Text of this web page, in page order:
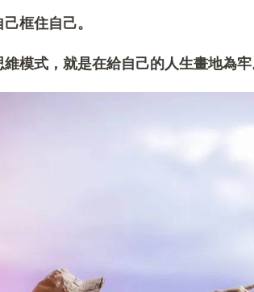
框住自己。
模式，就是在給自己的人生畫地為牢